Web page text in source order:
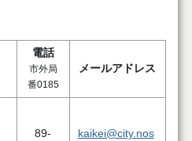
電話
市外局
番0185
メールアドレス
89-
kaikei@city.nos